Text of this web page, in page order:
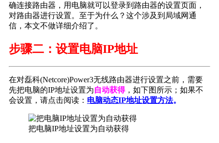
确连接路由器，用电脑就可以登录到路由器的设置页面，
对路由器进行设置。至于为什么？这个涉及到局域网通
信，本文不做详细介绍了。
步骤二：设置电脑IP地址
在对磊科(Netcore)Power3无线路由器进行设置之前，需要
先把电脑的IP地址设置为自动获得，如下图所示；如果不
会设置，请点击阅读： 电脑动态IP地址设置方法。
把电脑IP地址设置为自动获得